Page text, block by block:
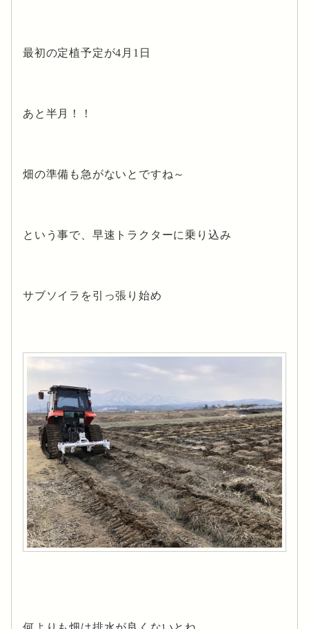
最初の定植予定が4月1日
あと半月！！
畑の準備も急がないとですね～
という事で、早速トラクターに乗り込み
サブソイラを引っ張り始め